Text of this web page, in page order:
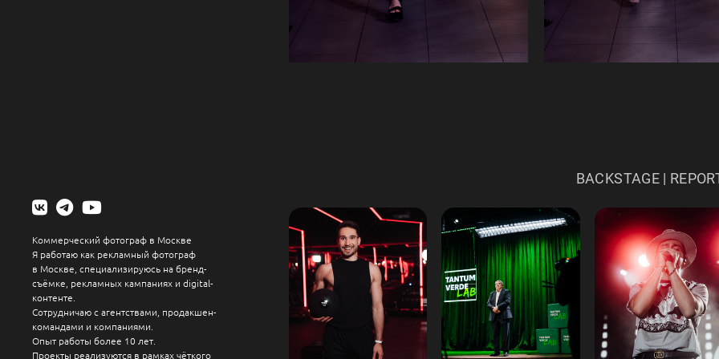
Коммерческий фотограф в Москве
Я работаю как рекламный фотограф
в Москве, специализируюсь на бренд-
съёмке, рекламных кампаниях и digital-
контенте.
Сотрудничаю с агентствами, продакшен-
командами и компаниями.
Опыт работы более 10 лет.
Проекты реализуются в рамках чёткого
BACKSTAGE |